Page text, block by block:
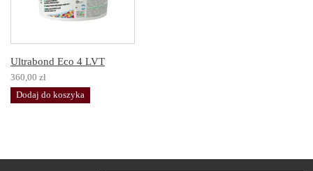
Ultrabond Eco 4 LVT
360,00 zł
Dodaj do koszyka